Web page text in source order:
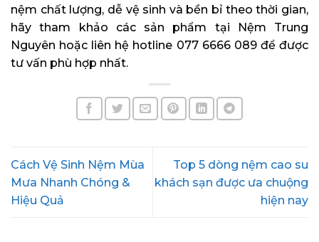
nệm chất lượng, dễ vệ sinh và bền bỉ theo thời gian,
hãy tham khảo các sản phẩm tại Nệm Trung
Nguyên hoặc liên hệ hotline 077 6666 089 để được
tư vấn phù hợp nhất.
Cách Vệ Sinh Nệm Mùa
Mưa Nhanh Chóng &
Hiệu Quả
Top 5 dòng nệm cao su
khách sạn được ưa chuộng
hiện nay